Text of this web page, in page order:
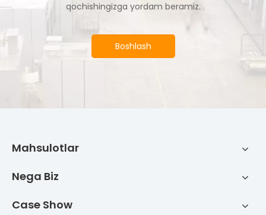
qochishingizga yordam beramiz.
Boshlash
Mahsulotlar
Nega Biz
Case Show